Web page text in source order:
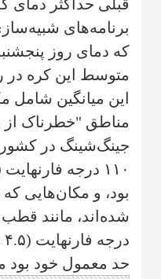
قبلی حداکثر دمای
برنامه‌های
که دمای روز
متوسط این کره در
این میانگین
مناطق "خطرناک از
جینگ‌شینگ در کشور
بود، و مکان‌هایی
حد معمول خود بود